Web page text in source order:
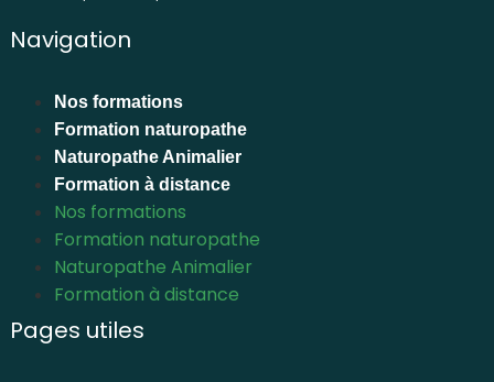
Navigation
Nos formations
Formation naturopathe
Naturopathe Animalier
Formation à distance
Nos formations
Formation naturopathe
Naturopathe Animalier
Formation à distance
Pages utiles